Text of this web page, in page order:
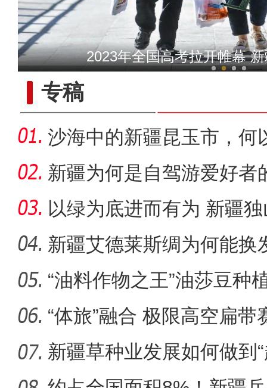
微视频：梦幻夏夜 与你相遇
新疆兵团级“全民数字素养
2023年全国高考拉开帷幕
专稿
沙海中的新疆昆玉市，何
新疆为何是自驾游爱好者
以绿为底进而有为 新疆
成“花园工
新疆艾德莱斯绸为何能换
“油料作物之王”油莎豆种
“体旅”融合 极限高空扁
区？
新疆草种业发展如何做到